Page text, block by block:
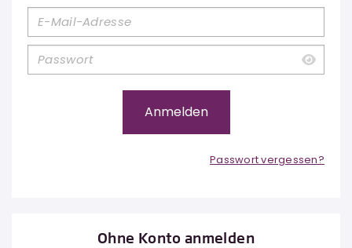
Passwort vergessen?
Ohne Konto anmelden